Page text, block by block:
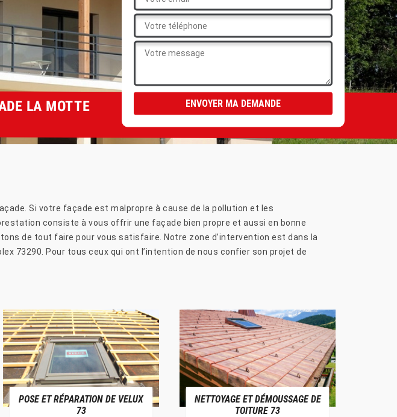
LA MOTTE
Si votre façade est malpropre à cause de la pollution et les
consiste à vous offrir une façade bien propre et aussi en bonne
de tout faire pour vous satisfaire. Notre zone d’intervention est dans la
73290. Pour tous ceux qui ont l’intention de nous confier son projet de
POSE ET RÉPARATION DE VELUX
73
NETTOYAGE ET DÉMOUSSAGE DE
TOITURE 73